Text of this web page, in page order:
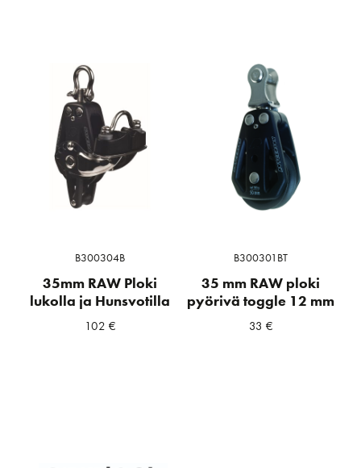
B300304B
35mm RAW Ploki
lukolla ja Hunsvotilla
102 €
B300301BT
35 mm RAW ploki
pyörivä toggle 12 mm
33 €